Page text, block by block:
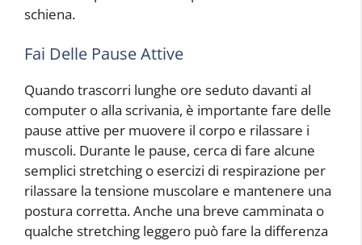
schiena.
Fai Delle Pause Attive
Quando trascorri lunghe ore seduto davanti al
computer o alla scrivania, è importante fare delle
pause attive per muovere il corpo e rilassare i
muscoli. Durante le pause, cerca di fare alcune
semplici stretching o esercizi di respirazione per
rilassare la tensione muscolare e mantenere una
postura corretta. Anche una breve camminata o
qualche stretching leggero può fare la differenza